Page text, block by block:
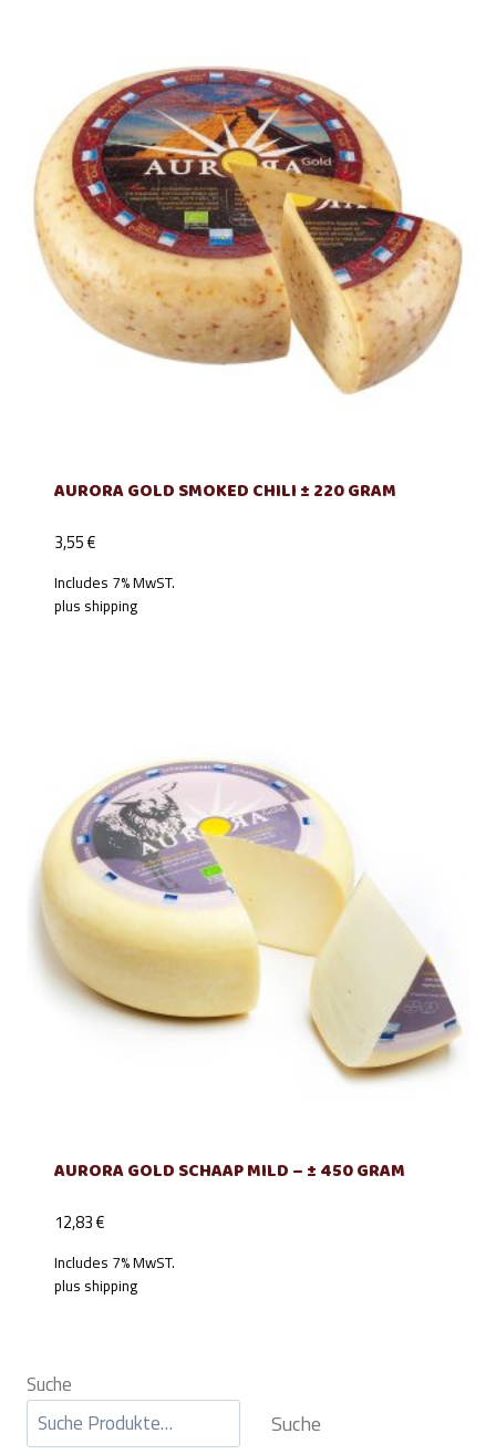
AURORA GOLD SMOKED CHILI ± 220 GRAM
3,55€
Includes 7% MwST.
plus shipping
AURORA GOLD SCHAAP MILD – ± 450 GRAM
12,83€
Includes 7% MwST.
plus shipping
Suche
Suche